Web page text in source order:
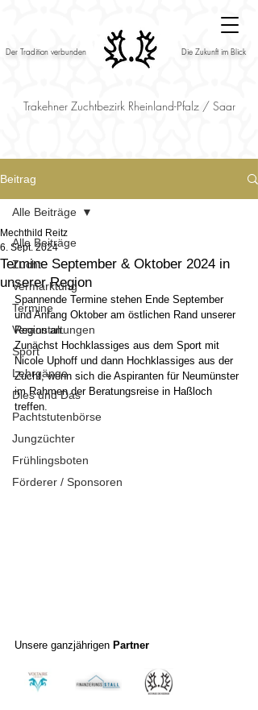
Der Tradition verbunden Die Zukunft im Blick
Trakehner Zuchtbezirk Rheinland-Pfalz / Saar
Beitrag
Alle Beiträge
Zucht
Vermarktung
Termine
Veranstaltungen
Sport
Lehrgänge
Dies und Das
Pachtstutenbörse
Jungzüchter
Frühlingsboten
Förderer / Sponsoren
Alle Beiträge
Termine September & Oktober 2024 in
unserer Region
Mechthild Reitz
6. Sept. 2024
Spannende Termine stehen Ende September
und Anfang Oktober am östlichen Rand unserer
Region an.
Zunächst Hochklassiges aus dem Sport mit
Nicole Uphoff und dann Hochklassiges aus der
Zucht, wenn sich die Aspiranten für Neumünster
im Rahmen der Beratungsreise in Haßloch
treffen.
Unsere ganzjährigen Partner